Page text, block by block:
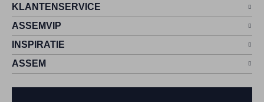
KLANTENSERVICE
ASSEMVIP
INSPIRATIE
ASSEM